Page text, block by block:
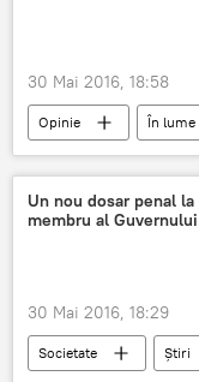
30 Mai 2016, 18:58
Opinie În lume
Rusia
Lev
pregătire
Un nou dosar penal
membru al Guvernului
30 Mai 2016, 18:29
Societate Știri